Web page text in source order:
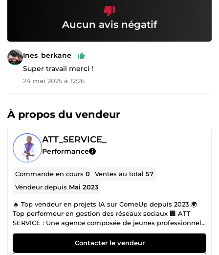
Aucun avis négatif
Ines_berkane
Super travail merci !
24 mai 2025 à 12:26
À propos du vendeur
ATT_SERVICE_
Performance
Commande en cours0 Ventes au total57
Vendeur depuis Mai 2023
🔥 Top vendeur en projets IA sur ComeUp depuis 2023 🌍
Top performeur en gestion des réseaux sociaux 🏢 ATT
SERVICE : Une agence composée de jeunes professionnels
dynamiques et dévoués. Je suis spécialisé dans : 🤖
Intelligence artificielle : Gestion de tous types de projets IA,
y compris chatbots, algorithmes, machine learning, et IA
Contacter le vendeur